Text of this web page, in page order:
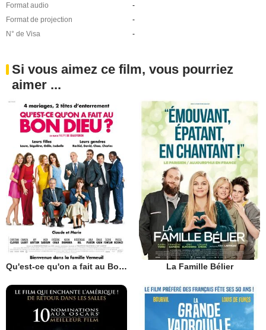
Format audio
-
Format de projection
-
N° de Visa
-
Si vous aimez ce film, vous pourriez
aimer ...
Qu'est-ce qu'on a fait au Bon Dieu? La Famille Bélier